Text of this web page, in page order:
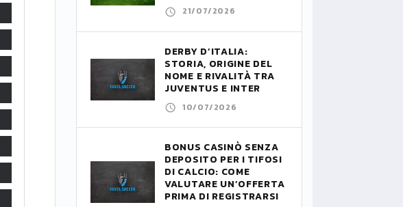
21/07/2026
DERBY D’ITALIA:
STORIA, ORIGINE DEL
NOME E RIVALITÀ TRA
JUVENTUS E INTER
10/07/2026
BONUS CASINÒ SENZA
DEPOSITO PER I TIFOSI
DI CALCIO: COME
VALUTARE UN’OFFERTA
PRIMA DI REGISTRARSI